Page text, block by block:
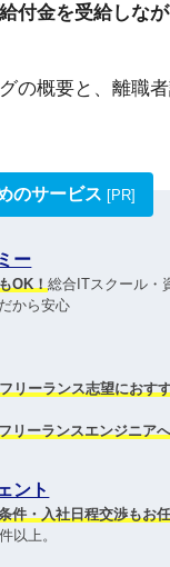
付金を受給しな
の概要と、離職
のサービス [PR]
ー
OK！総合ITスクール・
から安心
リーランス志望におす
リーランスエンジニア
ント
件・入社日程交渉もお任
21万件以上。